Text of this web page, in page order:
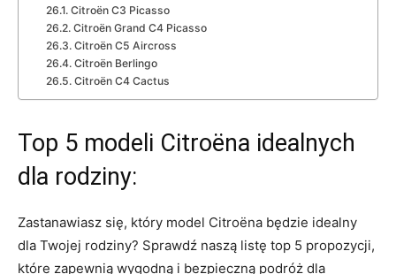
Citroën C3 Picasso
Citroën Grand C4 Picasso
Citroën C5 Aircross
Citroën Berlingo
Citroën C4 Cactus
Top⁤ 5 modeli Citroëna idealnych
dla rodziny:
Zastanawiasz się, który model‌ Citroëna będzie idealny
dla Twojej rodziny? Sprawdź naszą listę​ top 5 propozycji,
które zapewnią wygodną i bezpieczną podróż dla